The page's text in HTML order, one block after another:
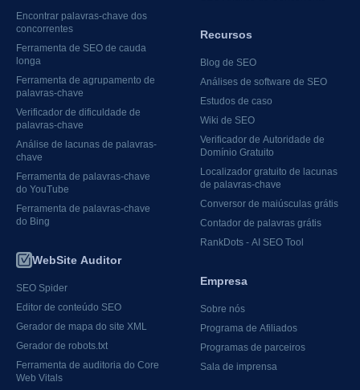
Encontrar palavras-chave dos
concorrentes
Ferramenta de SEO de cauda
longa
Ferramenta de agrupamento de
palavras-chave
Verificador de dificuldade de
palavras-chave
Análise de lacunas de palavras-
chave
Ferramenta de palavras-chave
do YouTube
Ferramenta de palavras-chave
do Bing
WebSite Auditor
SEO Spider
Editor de conteúdo SEO
Gerador de mapa do site XML
Gerador de robots.txt
Ferramenta de auditoria do Core
Web Vitals
Recursos
Blog de SEO
Análises de software de SEO
Estudos de caso
Wiki de SEO
Verificador de Autoridade de
Domínio Gratuito
Localizador gratuito de lacunas
de palavras-chave
Conversor de maiúsculas grátis
Contador de palavras grátis
RankDots - AI SEO Tool
Empresa
Sobre nós
Programa de Afiliados
Programas de parceiros
Sala de imprensa